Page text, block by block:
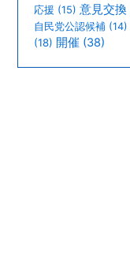
応援 (15) 意見交換
自民党公認候補 (14)
(18) 開催 (38)